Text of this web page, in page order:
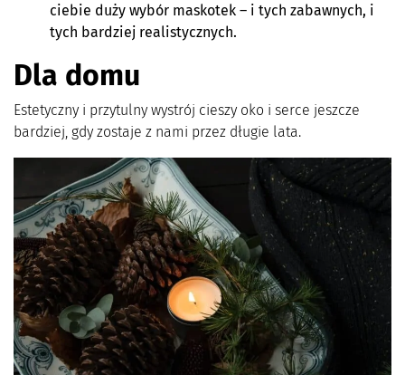
ciebie duży wybór maskotek – i tych zabawnych, i
tych bardziej realistycznych.
Dla domu
Estetyczny i przytulny wystrój cieszy oko i serce jeszcze
bardziej, gdy zostaje z nami przez długie lata.